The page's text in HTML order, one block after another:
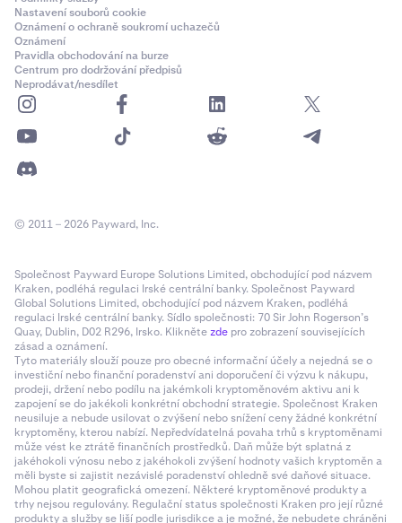
Nastavení souborů cookie
Oznámení o ochraně soukromí uchazečů
Oznámení
Pravidla obchodování na burze
Centrum pro dodržování předpisů
Neprodávat/nesdílet
© 2011 – 2026 Payward, Inc.
Společnost Payward Europe Solutions Limited, obchodující pod názvem
Kraken, podléhá regulaci Irské centrální banky. Společnost Payward
Global Solutions Limited, obchodující pod názvem Kraken, podléhá
regulaci Irské centrální banky. Sídlo společnosti: 70 Sir John Rogerson’s
Quay, Dublin, D02 R296, Irsko. Kliknětezde pro zobrazení souvisejících
zásad a oznámení.
Tyto materiály slouží pouze pro obecné informační účely a nejedná se o
investiční nebo finanční poradenství ani doporučení či výzvu k nákupu,
prodeji, držení nebo podílu na jakémkoli kryptoměnovém aktivu ani k
zapojení se do jakékoli konkrétní obchodní strategie. Společnost Kraken
neusiluje a nebude usilovat o zvýšení nebo snížení ceny žádné konkrétní
kryptoměny, kterou nabízí. Nepředvídatelná povaha trhů s kryptoměnami
může vést ke ztrátě finančních prostředků. Daň může být splatná z
jakéhokoli výnosu nebo z jakéhokoli zvýšení hodnoty vašich kryptoměn a
měli byste si zajistit nezávislé poradenství ohledně své daňové situace.
Mohou platit geografická omezení. Některé kryptoměnové produkty a
trhy nejsou regulovány. Regulační status společnosti Kraken pro její různé
produkty a služby se liší podle jurisdikce a je možné, že nebudete chráněni